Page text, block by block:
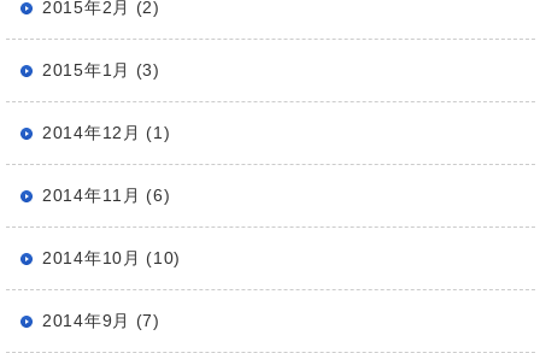
2015年2月 (2)
2015年1月 (3)
2014年12月 (1)
2014年11月 (6)
2014年10月 (10)
2014年9月 (7)